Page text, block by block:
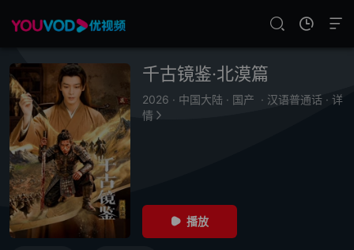
千古镜鉴·北漠篇
2026 · 中国大陆 · 国产 · 汉语普通话 · 详
情
播放